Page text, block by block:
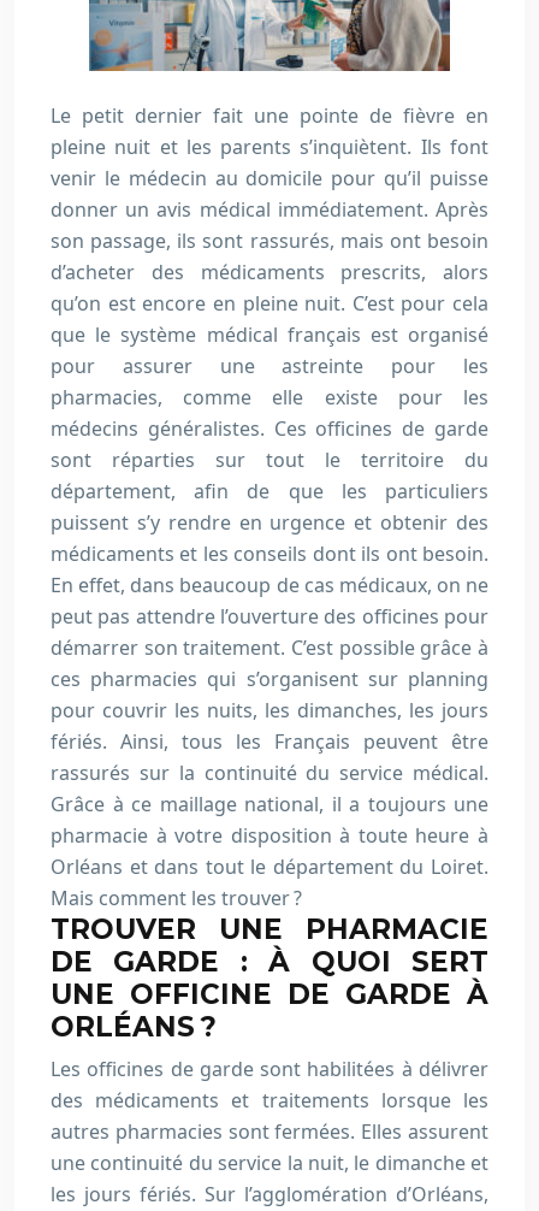
Le petit dernier fait une pointe de fièvre en
pleine nuit et les parents s’inquiètent. Ils font
venir le médecin au domicile pour qu’il puisse
donner un avis médical immédiatement. Après
son passage, ils sont rassurés, mais ont besoin
d’acheter des médicaments prescrits, alors
qu’on est encore en pleine nuit. C’est pour cela
que le système médical français est organisé
pour assurer une astreinte pour les
pharmacies, comme elle existe pour les
médecins généralistes. Ces officines de garde
sont réparties sur tout le territoire du
département, afin de que les particuliers
puissent s’y rendre en urgence et obtenir des
médicaments et les conseils dont ils ont besoin.
En effet, dans beaucoup de cas médicaux, on ne
peut pas attendre l’ouverture des officines pour
démarrer son traitement. C’est possible grâce à
ces pharmacies qui s’organisent sur planning
pour couvrir les nuits, les dimanches, les jours
fériés. Ainsi, tous les Français peuvent être
rassurés sur la continuité du service médical.
Grâce à ce maillage national, il a toujours une
pharmacie à votre disposition à toute heure à
Orléans et dans tout le département du Loiret.
Mais comment les trouver ?
TROUVER UNE PHARMACIE
DE GARDE : À QUOI SERT
UNE OFFICINE DE GARDE À
ORLÉANS ?
Les officines de garde sont habilitées à délivrer
des médicaments et traitements lorsque les
autres pharmacies sont fermées. Elles assurent
une continuité du service la nuit, le dimanche et
les jours fériés. Sur l’agglomération d’Orléans,